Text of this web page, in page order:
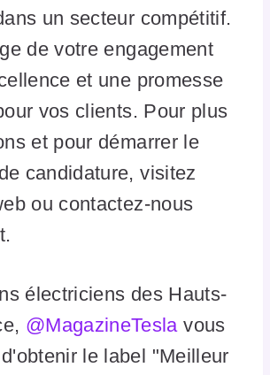
un secteur compétitif.
de votre engagement
et une promesse
vos clients. Pour plus
et pour démarrer le
candidature, visitez
ou contactez-nous
électriciens des Hauts-
@MagazineTeslavous
le label "Meilleur